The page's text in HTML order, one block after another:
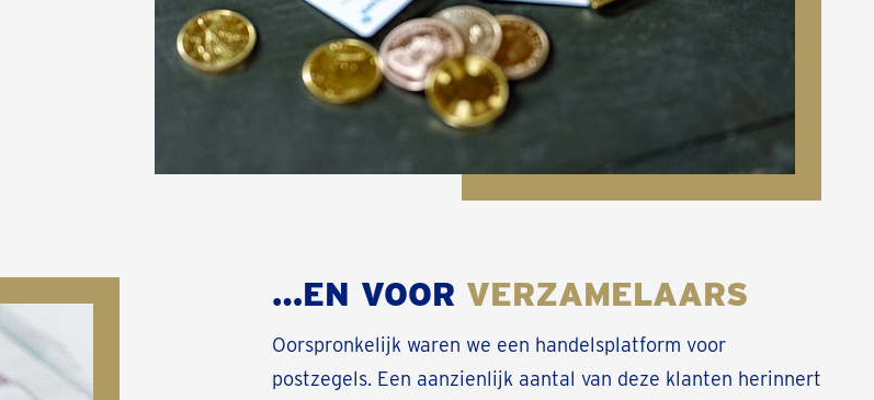
…EN VOOR VERZAMELAARS
Oorspronkelijk waren we een handelsplatform voor
postzegels. Een aanzienlijk aantal van deze klanten herinnert